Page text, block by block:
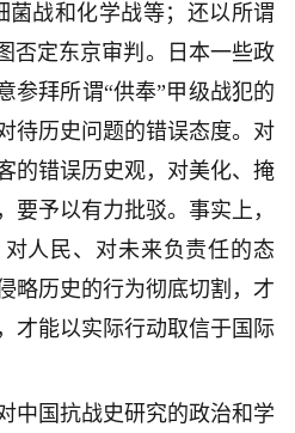
菌战和化学战等；还以所谓
否定东京审判。日本一些政
参拜所谓“供奉”甲级战犯的
待历史问题的错误态度。对
的错误历史观，对美化、掩
要予以有力批驳。事实上，
人民、对未来负责任的态
略历史的行为彻底切割，才
才能以实际行动取信于国际
国抗战史研究的政治和学